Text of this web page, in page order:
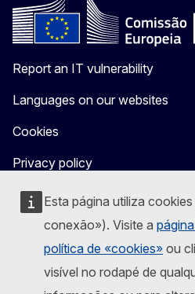
Esta página utiliza
conexão»). Visite a
política de «cookies» ou
visível no rodapé de
Report an IT vulnerability
Languages on our websites
Cookies
Privacy policy
Legal notice